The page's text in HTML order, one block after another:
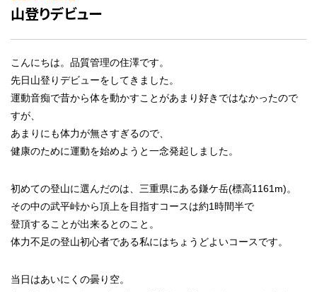
山登りデビュー
こんにちは。品質管理の住澤です。
先日山登りデビューをしてきました。
運動音痴で昔から体を動かすことがあまり好きではなかったので
すが、
あまりにも体力が無さすぎるので、
健康のために運動を始めようと一念発起しました。
初めての登山に選んだのは、三重県にある鎌ケ岳(標高1161m)。
その中の武平峠から頂上を目指すコースは約1時間半で
登頂することが出来るとのこと。
体力不足の登山初心者である私にはちょうどよいコースです。
当日はあいにくの曇り空。